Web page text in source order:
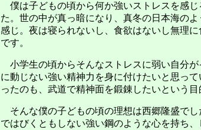
僕は子どもの頃から何か強いストレスを感
た。世の中が真っ暗になり、真冬の日本海の
感じ。夜は寝られないし、食欲はないし無理
です。
小学生の頃からそんなストレスに弱い自分
に動じない強い精神力を身に付けたいと思っ
ったのも、武道で精神面を鍛錬したいという目
そんな僕の子どもの頃の理想は西郷隆盛で
ではびくともしない強い鋼のような心を持ち